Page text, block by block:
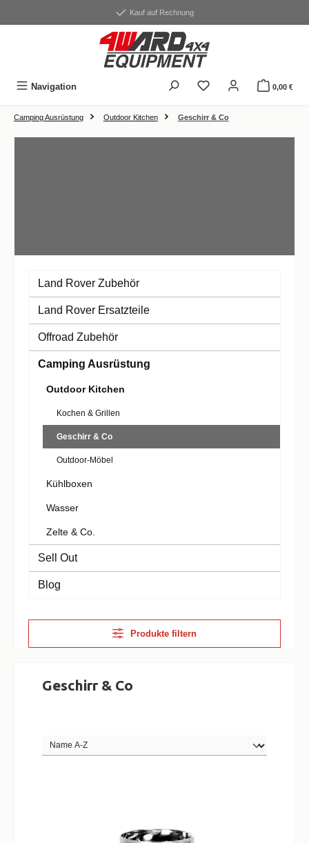
Kauf auf Rechnung
Navigation Du hast 0 Produkte
0,00 €
Camping Ausrüstung Outdoor Kitchen Geschirr & Co
Land Rover Zubehör
Land Rover Ersatzteile
Offroad Zubehör
Camping Ausrüstung
Outdoor Kitchen
Kochen & Grillen
Geschirr & Co
Outdoor-Möbel
Kühlboxen
Wasser
Zelte & Co.
Sell Out
Blog
Produkte filtern
Geschirr & Co